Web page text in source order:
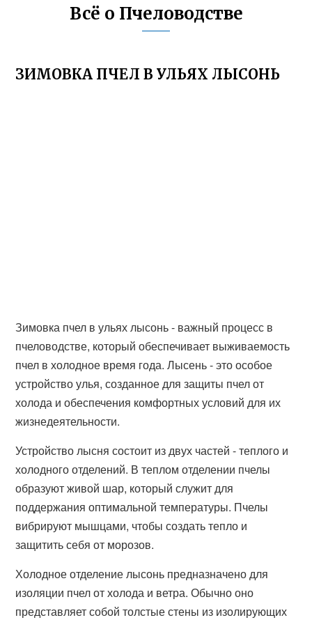
Всё о Пчеловодстве
ЗИМОВКА ПЧЕЛ В УЛЬЯХ ЛЫСОНЬ
Зимовка пчел в ульях лысонь - важный процесс в
пчеловодстве, который обеспечивает выживаемость
пчел в холодное время года. Лысень - это особое
устройство улья, созданное для защиты пчел от
холода и обеспечения комфортных условий для их
жизнедеятельности.
Устройство лысня состоит из двух частей - теплого и
холодного отделений. В теплом отделении пчелы
образуют живой шар, который служит для
поддержания оптимальной температуры. Пчелы
вибрируют мышцами, чтобы создать тепло и
защитить себя от морозов.
Холодное отделение лысонь предназначено для
изоляции пчел от холода и ветра. Обычно оно
представляет собой толстые стены из изолирующих